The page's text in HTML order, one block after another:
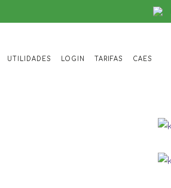
UTILIDADES LOGIN TARIFAS CAES
Reality
from Mikado